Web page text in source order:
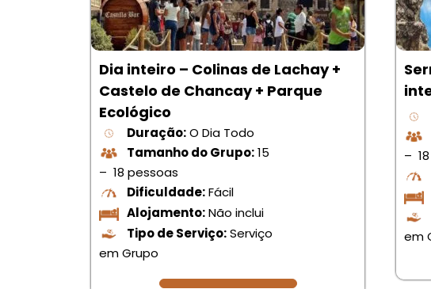
Dia inteiro – Colinas de Lachay +
Castelo de Chancay + Parque
Ecológico
Duração:O Dia Todo
Tamanho do Grupo:15
– 18 pessoas
Dificuldade:Fácil
Alojamento:Não inclui
Tipo de Serviço:Serviço
em Grupo
–
em